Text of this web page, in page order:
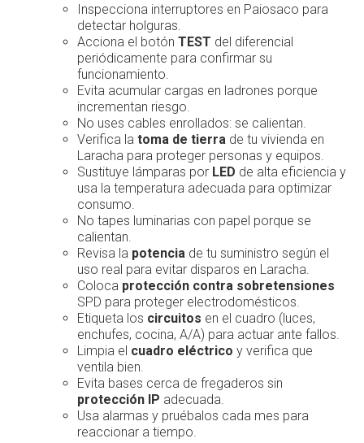
Inspecciona interruptores en Paiosaco para
detectar holguras.
Acciona el botón TEST del diferencial
periódicamente para confirmar su
funcionamiento.
Evita acumular cargas en ladrones porque
incrementan riesgo.
No uses cables enrollados: se calientan.
Verifica la toma de tierra de tu vivienda en
Laracha para proteger personas y equipos.
Sustituye lámparas por LED de alta eficiencia y
usa la temperatura adecuada para optimizar
consumo.
No tapes luminarias con papel porque se
calientan.
Revisa la potencia de tu suministro según el
uso real para evitar disparos en Laracha.
Coloca protección contra sobretensiones
SPD para proteger electrodomésticos.
Etiqueta los circuitos en el cuadro (luces,
enchufes, cocina, A/A) para actuar ante fallos.
Limpia el cuadro eléctrico y verifica que
ventila bien.
Evita bases cerca de fregaderos sin
protección IP adecuada.
Usa alarmas y pruébalos cada mes para
reaccionar a tiempo.